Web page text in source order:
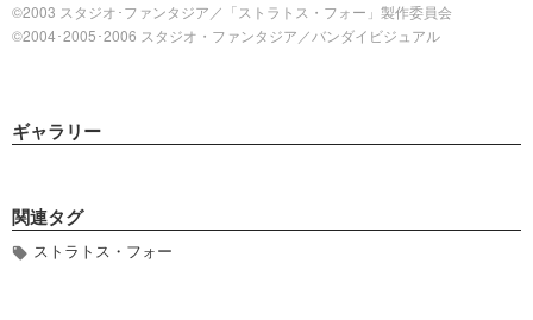
©2003 スタジオ･ファンタジア／「ストラトス・フォー」製作委員会
©2004･2005･2006 スタジオ・ファンタジア／バンダイビジュアル
ギャラリー
関連タグ
ストラトス・フォー